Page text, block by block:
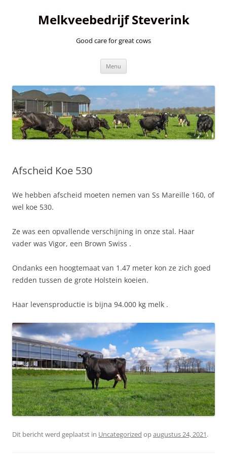
Melkveebedrijf Steverink
Good care for great cows
Menu
Afscheid Koe 530
We hebben afscheid moeten nemen van Ss Mareille 160, of
wel koe 530.
Ze was een opvallende verschijning in onze stal. Haar
vader was Vigor, een Brown Swiss .
Ondanks een hoogtemaat van 1.47 meter kon ze zich goed
redden tussen de grote Holstein koeien.
Haar levensproductie is bijna 94.000 kg melk .
Dit bericht werd geplaatst in Uncategorized opaugustus 24, 2021.